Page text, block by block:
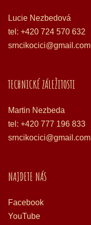
Lucie Nezbedová
tel: +420 724 570 632
srncikocici@gmail.com
TECHNICKÉ ZÁLEŽITOSTI
Martin Nezbeda
tel: +420 777 196 833
srncikocici@gmail.com
NAJDETE NÁS
Facebook
YouTube